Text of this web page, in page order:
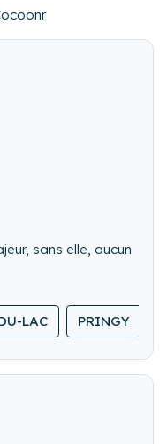
sans elle, aucun
au centre de nos
de nos
LAC PRINGY